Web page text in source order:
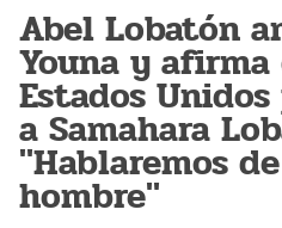
Abel Lobatón
Youna y
Estados
a Samahara
"Hablaremos
hombre"